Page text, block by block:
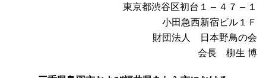
東京都渋谷区初台１ – ４７ – １
小田急西新宿ビル１Ｆ
財団法人 日本野鳥の会
会長 柳生 博